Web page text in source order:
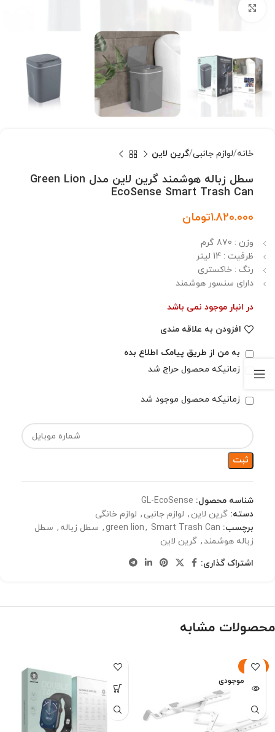
خانه لوازم جانبی گرین لاین
سطل زباله هوشمند گرین لاین مدل Green Lion
EcoSense Smart Trash Can
1.820.000تومان
وزن : 870 گرم
ظرفیت : 14 لیتر
رنگ : خاکستری
دارای سنسور هوشمند
در انبار موجود نمی باشد
افزودن به علاقه مندی
به من از طریق پیامک اطلاع بده
زمانیکه محصول حراج شد
زمانیکه محصول موجود شد
ثبت
شناسه محصول: GL-EcoSense
دسته: گرین لاین , لوازم جانبی , لوازم خانگی
برچسب:
green lion, Smart Trash Can
, سطل زباله , سطل
زباله هوشمند, گرین لاین
اشتراک گذاری:
محصولات مشابه
-28%
اتمام موجودی